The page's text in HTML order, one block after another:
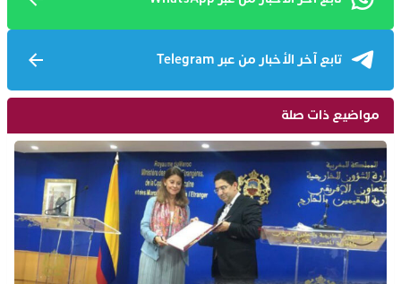
تابع آخر الأخبار من عبر Telegram
مواضيع ذات صلة